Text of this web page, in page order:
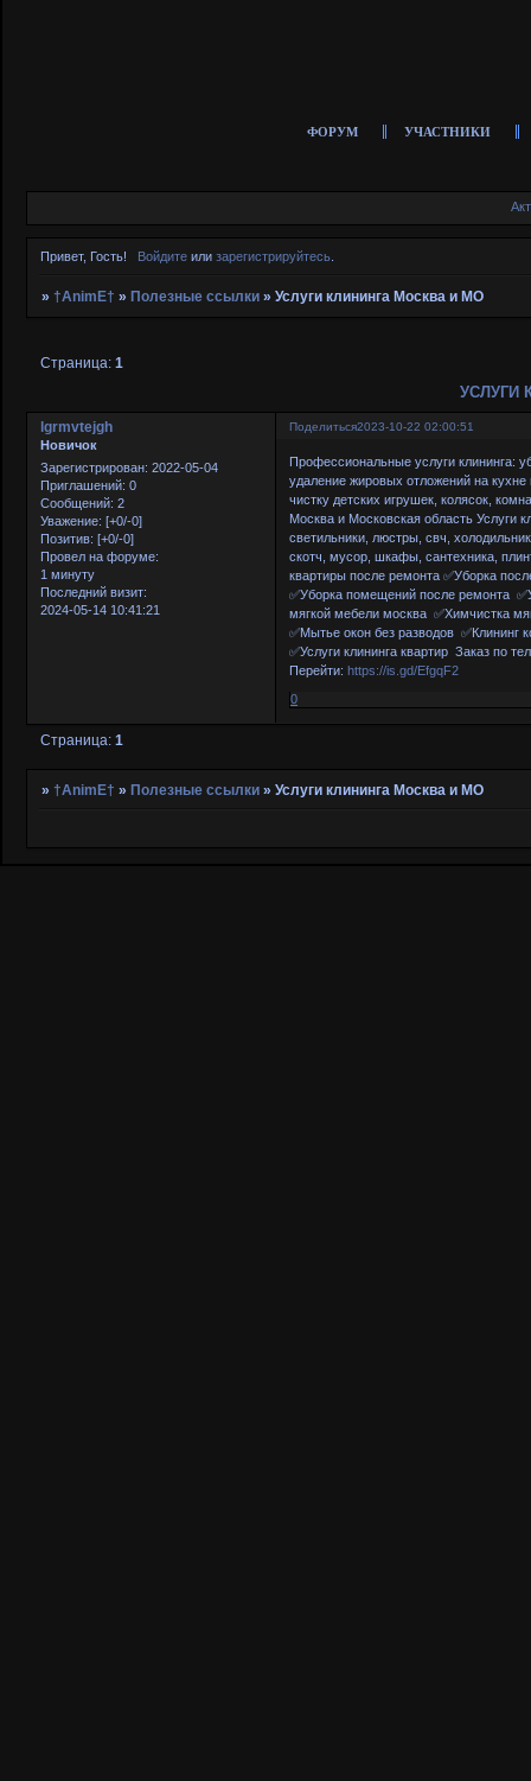
ФОРУМ УЧАСТНИКИ
Привет, Гость! Войдитеили зарегистрируйтесь.
»†AnimE† »Полезные ссылки »Услуги клининга Москва и МО
УСЛУГИ
Страница:1
Поделиться2023-10-22 02:00:51
lgrmvtejgh
Новичок
Зарегистрирован: 2022-05-04
Приглашений: 0
Сообщений: 2
Уважение: [+0/-0]
Позитив: [+0/-0]
Провел на форуме:
1 минуту
Последний визит:
2024-05-14 10:41:21
Профессиональные услуги клининга:
удаление жировых отложений на
чистку детских игрушек, колясок,
Москва и Московская область Услуги
светильники, люстры, свч,
скотч, мусор, шкафы, сантехника,
квартиры после ремонта ✅Уборка
✅Уборка помещений после ремонта
мягкой мебели москва ✅Химчистка
✅Мытье окон без разводов ✅Клининг
✅Услуги клининга квартир Заказ по
Перейти:https://is.gd/EfgqF2
0
Страница:1
»†AnimE† » Полезные ссылки »Услуги клининга Москва и МО